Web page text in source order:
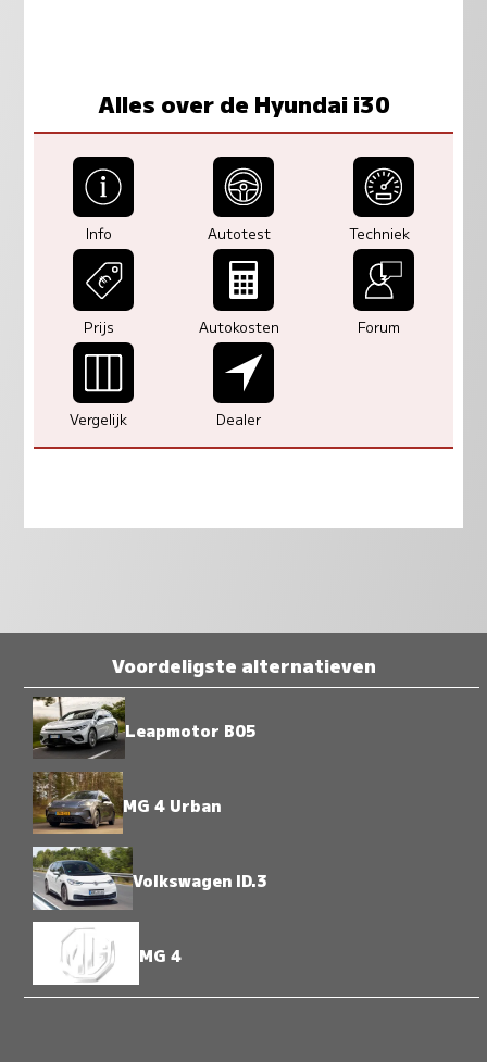
Alles over de Hyundai i30
Info Autotest Techniek
Prijs Autokosten Forum
Vergelijk Dealer
Voordeligste alternatieven
Leapmotor B05
MG 4 Urban
Volkswagen ID.3
MG 4